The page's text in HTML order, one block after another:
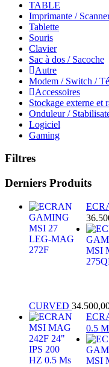
TABLE
Imprimante /
Tablette
Souris
Clavier
Sac à dos / Sacoche
Autre
Modem / Switch /
Accessoires
Stockage externe et
Onduleur /
Logiciel
Gaming
Filtres
Derniers Produits
CURVED
0.5